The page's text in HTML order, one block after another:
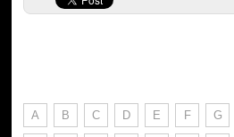
A B C D E F G